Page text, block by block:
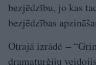
bezjēdzību, jo kas
bezjēdzības
Otrajā izrādē –
dramaturģiju